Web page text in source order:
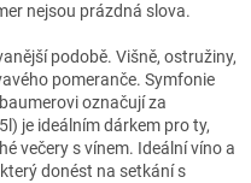
nejsou prázdná slova.
podobě. Višně, ostružiny,
pomeranče. Symfonie
označují za
je ideálním dárkem pro ty,
večery s vínem. Ideální víno a
donést na setkání s